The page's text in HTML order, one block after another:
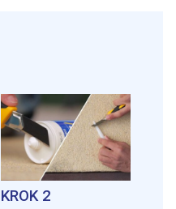
KROK 2